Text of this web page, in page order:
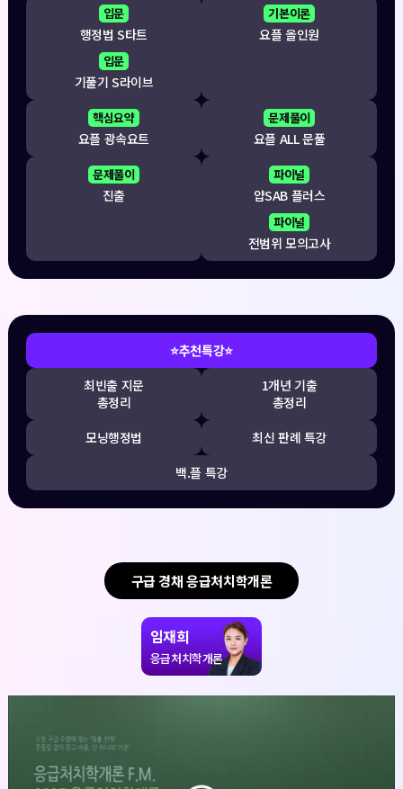
입문
행정법 S타트
입문
기풀기 S라이브
기본이론
요플 올인원
핵심요약
요플 광속요트
문제풀이
요플 ALL 문풀
문제풀이
진출
파이널
얍SAB 플러스
파이널
전범위 모의고사
⭐추천특강⭐
최빈출 지문
총정리
1개년 기출
총정리
모닝행정법
최신 판례 특강
백.플 특강
구급 경채 응급처치학개론
임재희
응급처치학개론